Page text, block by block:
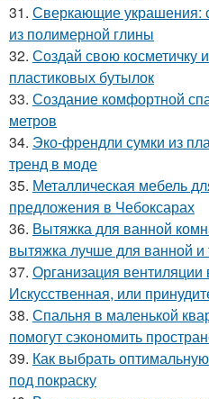
31. Сверкающие украшения:
из полимерной глины
32. Создай свою косметичку
пластиковых бутылок
33. Создание комфортной
метров
34. Эко-френдли сумки из
тренд в моде
35. Металлическая мебель
предложения в Чебоксарах
36. Вытяжка для ванной
вытяжка лучше для ванной и
37. Организация
Искусственная, или
38. Спальня в маленькой
помогут сэкономить
39. Как выбрать
под покраску